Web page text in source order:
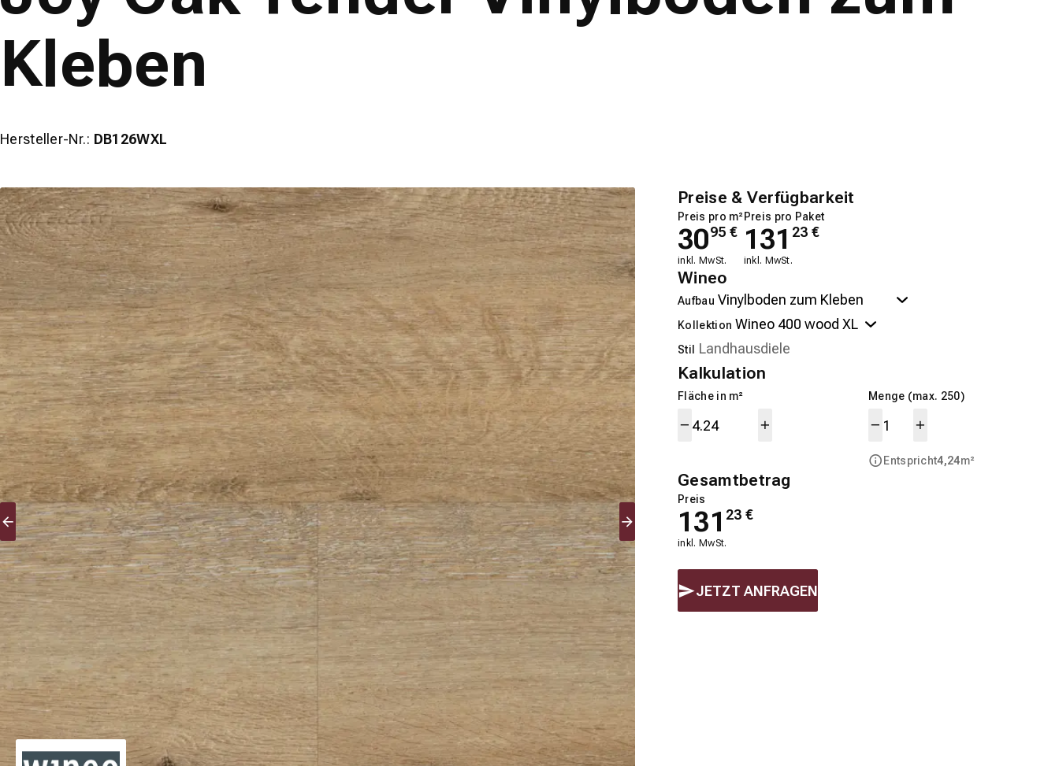
Kleben
Hersteller-Nr.: DB126WXL
Preise & Verfügbarkeit
Preis pro m²
3095 €
inkl. MwSt.
Preis pro Paket
131 23 €
inkl. MwSt.
Wineo
Aufbau
Kollektion
Stil
Kalkulation
Fläche in m² Menge (max. 250)
Entspricht4,24m²
Gesamtbetrag
Preis
131 23 €
inkl. MwSt.
JETZT ANFRAGEN